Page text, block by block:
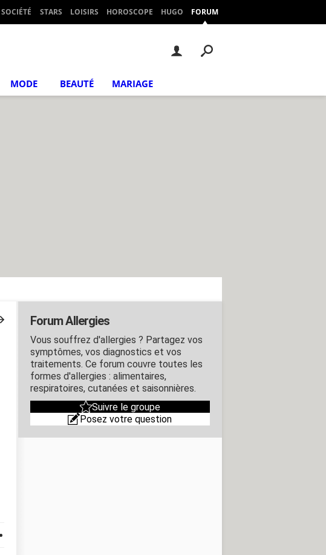
SOCIÉTÉ STARS LOISIRS HOROSCOPE HUGO FORUM
MODE BEAUTÉ MARIAGE
Forum Allergies
Vous souffrez d'allergies ? Partagez vos
symptômes, vos diagnostics et vos
traitements. Ce forum couvre toutes les
formes d'allergies : alimentaires,
respiratoires, cutanées et saisonnières.
Suivre le groupe
Posez votre question